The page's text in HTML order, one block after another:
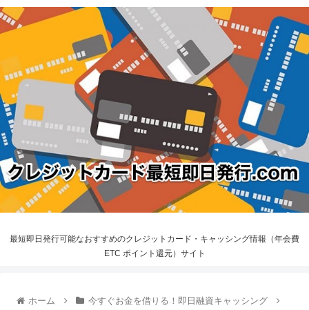
最短即日発行可能なおすすめのクレジットカード・キャッシング情報（年会費
ETC ポイント還元）サイト
ホーム
今すぐお金を借りる！即日融資キャッシング